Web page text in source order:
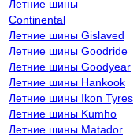
Летние шины
Continental
Летние шины Gislaved
Летние шины Goodride
Летние шины Goodyear
Летние шины Hankook
Летние шины Ikon Tyres
Летние шины Kumho
Летние шины Matador